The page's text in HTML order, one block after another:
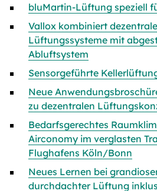
bluMartin-Lüftung speziell
Vallox kombiniert dezentrale
Lüftungssysteme mit
Abluftsystem
Sensorgeführte
Neue
zu dezentralen
Bedarfsgerechtes
Airconomy im verglasten
Flughafens Köln/Bonn
Neues Lernen bei
durchdachter Lüftung